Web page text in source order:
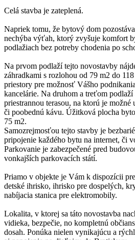
Celá stavba je zateplená.
Napriek tomu, že bytový dom
nechýba výťah, ktorý zvyšuje komfort
podlažiach bez potreby chodenia po
Na prvom podlaží tejto novostavby
záhradkami s rozlohou od 79 m2 do
priestory pre možnosť Vášho
kancelárie. Na druhom a treťom podlaží
priestrannou terasou, na ktorú je možné
či poobednú kávu. Úžitková plocha
75 m2.
Samozrejmosťou tejto stavby je
pripojenie každého bytu na internet, či
Parkovanie je zabezpečené pred
vonkajších parkovacích státí.
Priamo v objekte je Vám k dispozícii
detské ihrisko, ihrisko pre dospelých,
nabíjacia stanica pre elektromobily.
Lokalita, v ktorej sa táto novostavba
vidieka, bezpečie, no kompletnú
dosah. Ponúka nielen vynikajúcu a